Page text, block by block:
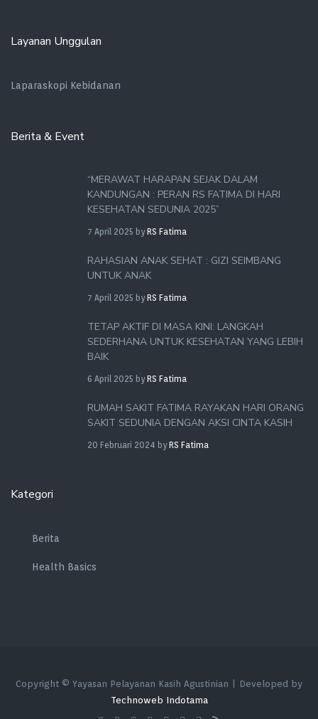
Layanan Unggulan
Laparaskopi Kebidanan
Berita & Event
“MERAWAT HARAPAN SEJAK DALAM
KANDUNGAN : PERAN RS FATIMA DI HARI
KESEHATAN SEDUNIA 2025”
7 April 2025 by RS Fatima
RAHASIAN ANAK SEHAT : GIZI SEIMBANG
UNTUK ANAK
7 April 2025 by RS Fatima
TETAP AKTIF DI MASA KINI: LANGKAH
SEDERHANA UNTUK KESEHATAN YANG LEBIH
BAIK
6 April 2025 by RS Fatima
RUMAH SAKIT FATIMA RAYAKAN HARI ORANG
SAKIT SEDUNIA DENGAN AKSI CINTA KASIH
20 Februari 2024 by RS Fatima
Kategori
Berita
Health Basics
Copyright © Yayasan Pelayanan Kasih Agustinian | Developed by
Technoweb Indotama